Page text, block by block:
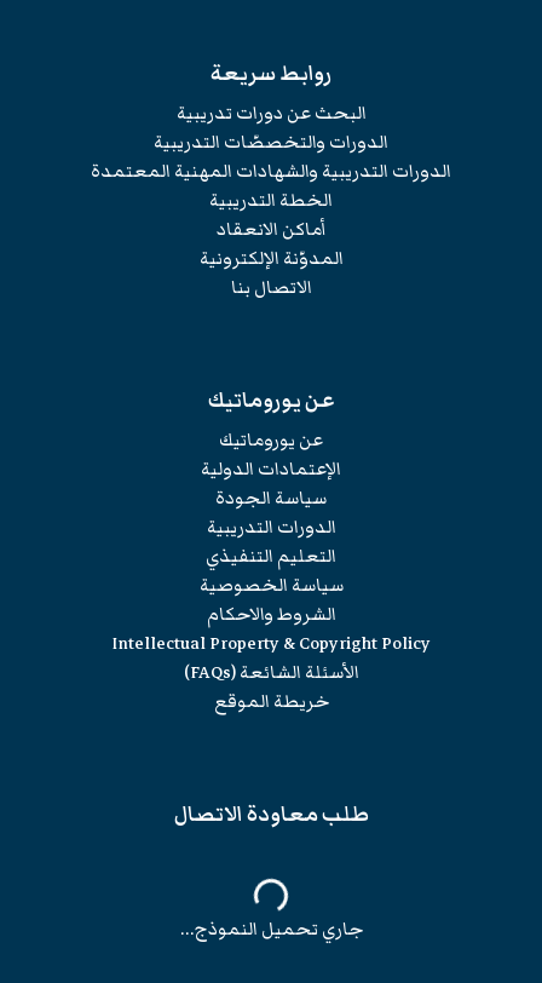
روابط سريعة
البحث عن دورات تدريبية
الدورات والتخصصّات التدريبية
الدورات التدريبية والشهادات المهنية المعتمدة
الخطة التدريبية
أماكن الانعقاد
المدوّنة الإلكترونية
الاتصال بنا
عن يوروماتيك
عن يوروماتيك
الإعتمادات الدولية
سياسة الجودة
الدورات التدريبية
التعليم التنفيذي
سياسة الخصوصية
الشروط والاحكام
Intellectual Property & Copyright Policy
الأسئلة الشائعة (FAQs)
خريطة الموقع
طلب معاودة الاتصال
جاري تحميل النموذج...